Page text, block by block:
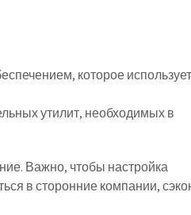
которое
утилит, необходимых в
Важно, чтобы настройка
в сторонние компании,